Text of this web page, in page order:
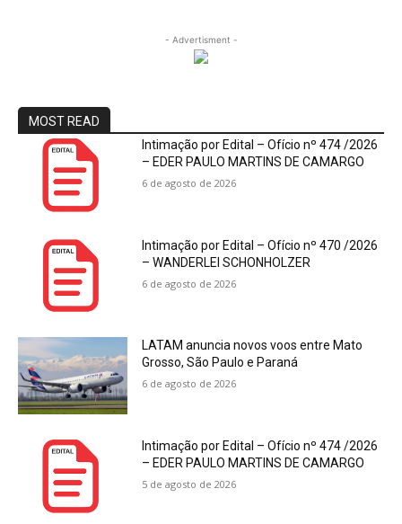
- Advertisment -
MOST READ
Intimação por Edital – Ofício nº 474 /2026
– EDER PAULO MARTINS DE CAMARGO
6 de agosto de 2026
Intimação por Edital – Ofício nº 470 /2026
– WANDERLEI SCHONHOLZER
6 de agosto de 2026
LATAM anuncia novos voos entre Mato
Grosso, São Paulo e Paraná
6 de agosto de 2026
Intimação por Edital – Ofício nº 474 /2026
– EDER PAULO MARTINS DE CAMARGO
5 de agosto de 2026